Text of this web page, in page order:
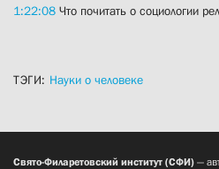
1:22:08 Что почитать о социологии
ТЭГИ: Науки о человеке
Свято-Филаретовский институт (СФИ) —